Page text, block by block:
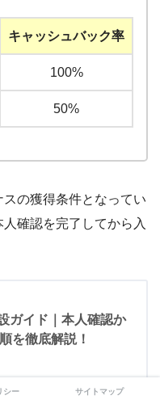
キャッシュバック率
100%
50%
スの獲得条件となってい
確認を完了してから入
ガイド｜本人確認か
を徹底解説！
シー サイトマップ